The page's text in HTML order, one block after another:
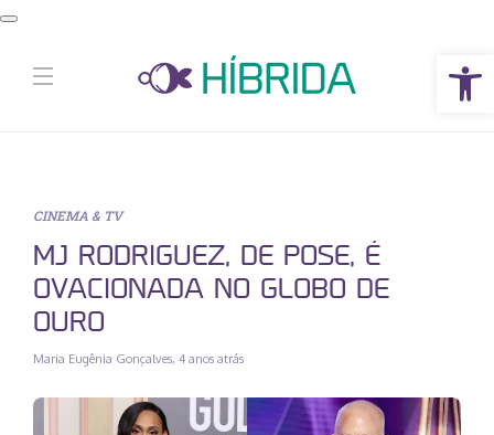
Abrir a barra de ferramentas
CINEMA & TV
MJ RODRIGUEZ, DE POSE, É
OVACIONADA NO GLOBO DE
OURO
Maria Eugênia Gonçalves, 4 anos atrás